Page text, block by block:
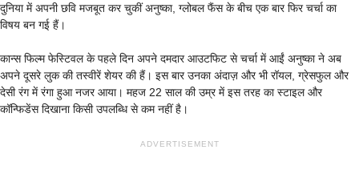
दुनिया में अपनी छवि मजबूत कर चुकीं अनुष्का, ग्लोबल फैंस के बीच एक बार फिर चर्चा का
विषय बन गई हैं।
कान्स फिल्म फेस्टिवल के पहले दिन अपने दमदार आउटफिट से चर्चा में आईं अनुष्का ने अब
अपने दूसरे लुक की तस्वीरें शेयर की हैं। इस बार उनका अंदाज़ और भी रॉयल, ग्रेसफुल और
देसी रंग में रंगा हुआ नजर आया। महज 22 साल की उम्र में इस तरह का स्टाइल और
कॉन्फिडेंस दिखाना किसी उपलब्धि से कम नहीं है।
ADVERTISEMENT